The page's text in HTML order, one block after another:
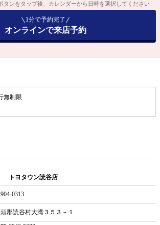
タンをタップ後、カレンダーから日時を選択してください
1分で予約完了
オンラインで来店予約
無制限
トヨタウン読谷店
0313
郡読谷村大湾３５３－１